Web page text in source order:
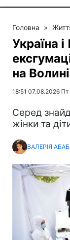
Головна »
Україна
на Волині
18:51 07.08.2026 Пт
Серед
жінки та
ВАЛЕРІЯ